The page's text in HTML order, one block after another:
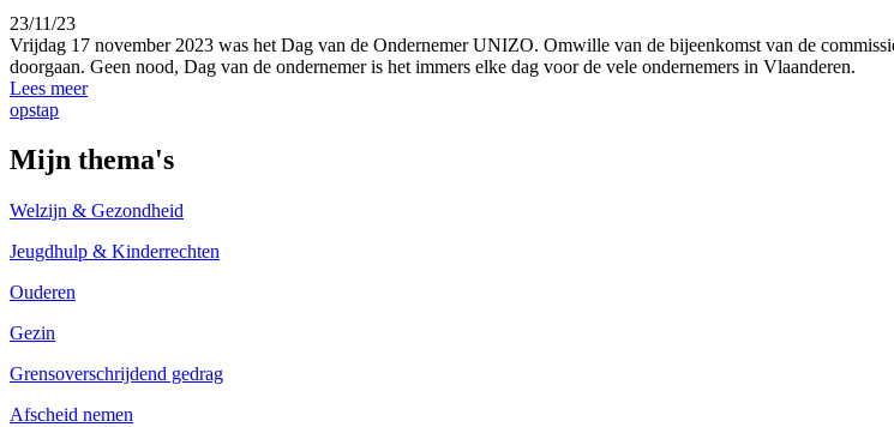
23/11/23
Vrijdag 17 november 2023 was het Dag van de OndernemerUNIZO. Omwille van de bijeenkomst van de
doorgaan. Geen nood, Dag van de ondernemer is het immers elke dag voor de vele ondernemers in Vlaanderen.
Lees meer
opstap
Mijn thema's
Welzijn & Gezondheid
Jeugdhulp & Kinderrechten
Ouderen
Gezin
Grensoverschrijdend gedrag
Afscheid nemen